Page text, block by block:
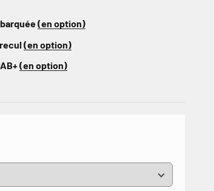
(en option)
(en option)
(en option)